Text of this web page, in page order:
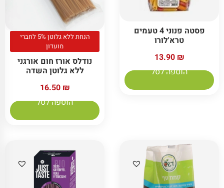
פסטה פנוני 4 טעמים
טרא'לורו
13.90 ₪
הוספה לסל
הנחת ללא גלוטן 5% לחברי
מועדון
נודלס אורז חום אורגני
ללא גלוטן השדה
16.50 ₪
הוספה לסל